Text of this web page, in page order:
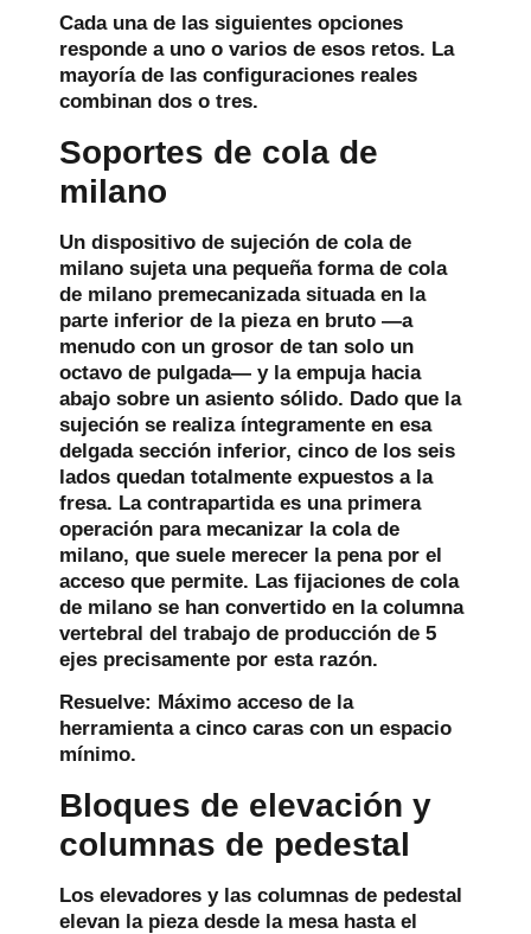
Cada una de las siguientes opciones
responde a uno o varios de esos retos. La
mayoría de las configuraciones reales
combinan dos o tres.
Soportes de cola de
milano
Un dispositivo de sujeción de cola de
milano sujeta una pequeña forma de cola
de milano premecanizada situada en la
parte inferior de la pieza en bruto —a
menudo con un grosor de tan solo un
octavo de pulgada— y la empuja hacia
abajo sobre un asiento sólido. Dado que la
sujeción se realiza íntegramente en esa
delgada sección inferior, cinco de los seis
lados quedan totalmente expuestos a la
fresa. La contrapartida es una primera
operación para mecanizar la cola de
milano, que suele merecer la pena por el
acceso que permite. Las fijaciones de cola
de milano se han convertido en la columna
vertebral del trabajo de producción de 5
ejes precisamente por esta razón.
Resuelve: Máximo acceso de la
herramienta a cinco caras con un espacio
mínimo.
Bloques de elevación y
columnas de pedestal
Los elevadores y las columnas de pedestal
elevan la pieza desde la mesa hasta el